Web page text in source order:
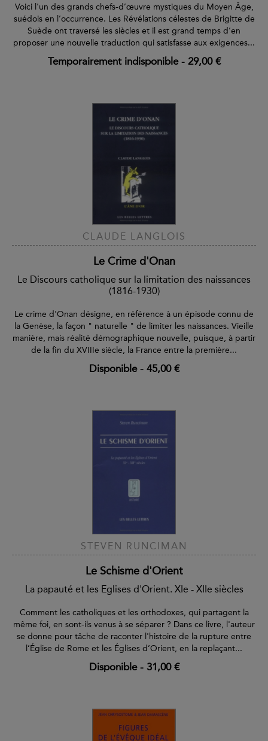
Voici l'un des grands chefs-d’œuvre mystiques du Moyen Âge,
suédois en l’occurrence. Les Révélations célestes de Brigitte de
Suède ont traversé les siècles et il est grand temps d’en
proposer une nouvelle traduction qui satisfasse aux exigences...
Temporairement indisponible- 29,00 €
CLAUDE LANGLOIS
Le Crime d'Onan
Le Discours catholique sur la limitation des naissances
(1816-1930)
Le crime d'Onan désigne, en référence à un épisode connu de
la Genèse, la façon " naturelle " de limiter les naissances. Vieille
manière, mais réalité démographique nouvelle, puisque, à partir
de la fin du XVIIIe siècle, la France entre la première...
Disponible- 45,00 €
STEVEN RUNCIMAN
Le Schisme d'Orient
La papauté et les Eglises d'Orient. XIe - XIIe siècles
Comment les catholiques et les orthodoxes, qui partagent la
même foi, en sont-ils venus à se séparer ? Dans ce livre, l'auteur
se donne pour tâche de raconter l'histoire de la rupture entre
l’Église de Rome et les Églises d’Orient, en la replaçant...
Disponible- 31,00 €